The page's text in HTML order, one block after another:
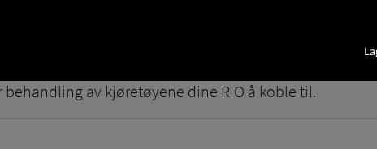
av kjøretøyene dine RIO å koble til.